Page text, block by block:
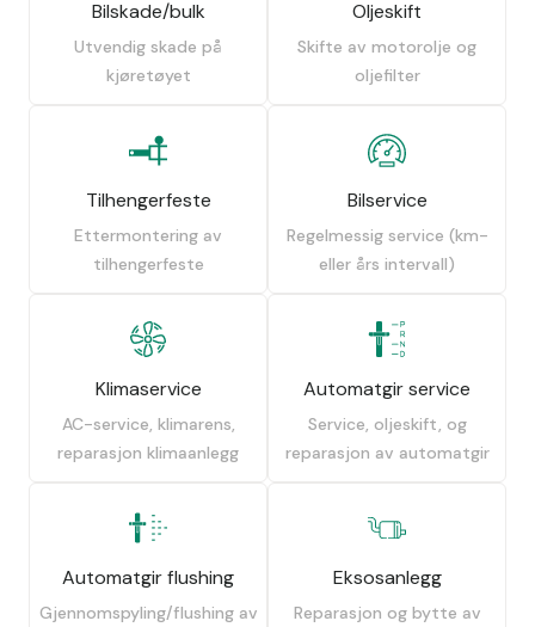
Bilskade/bulk
Utvendig skade på
kjøretøyet
Oljeskift
Skifte av motorolje og
oljefilter
Tilhengerfeste
Ettermontering av
tilhengerfeste
Bilservice
Regelmessig service (km-
eller års intervall)
Klimaservice
AC-service, klimarens,
reparasjon klimaanlegg
Automatgir service
Service, oljeskift, og
reparasjon av automatgir
Automatgir flushing
Gjennomspyling/flushing av
Eksosanlegg
Reparasjon og bytte av